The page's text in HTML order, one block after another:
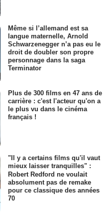
Même si l’allemand est sa
langue maternelle, Arnold
Schwarzenegger n’a pas eu le
droit de doubler son propre
personnage dans la saga
Terminator
Plus de 300 films en 47 ans de
carrière : c'est l'acteur qu'on a
le plus vu dans le cinéma
français !
"Il y a certains films qu'il vaut
mieux laisser tranquilles" :
Robert Redford ne voulait
absolument pas de remake
pour ce classique des années
70